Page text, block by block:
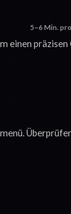
5–6 Min.
einen